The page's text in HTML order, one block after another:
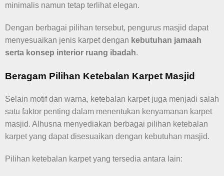
minimalis namun tetap terlihat elegan.
Dengan berbagai pilihan tersebut, pengurus masjid dapat
menyesuaikan jenis karpet dengan kebutuhan jamaah
serta konsep interior ruang ibadah.
Beragam Pilihan Ketebalan Karpet Masjid
Selain motif dan warna, ketebalan karpet juga menjadi salah
satu faktor penting dalam menentukan kenyamanan karpet
masjid. Alhusna menyediakan berbagai pilihan ketebalan
karpet yang dapat disesuaikan dengan kebutuhan masjid.
Pilihan ketebalan karpet yang tersedia antara lain: